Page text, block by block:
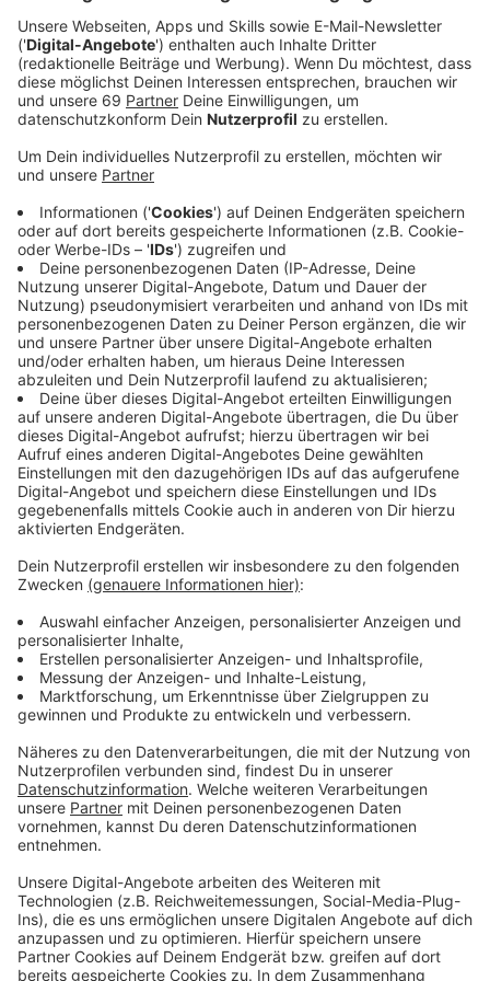
Wer von aufstrebenden Musikstars spricht, kommt an
Zoe Wees nicht vorbei. Die 20-jährige Hamburgerin ist
durch Songs wie "Control" oder "Girls Like Us" in den
vergangenen Jahren zu einer wahrlich großen Nummer
in den deutschen Charts geworden. Und eins ist sicher:
Wees gehört auch die Zukunft. Nun hat sie mit
"Daddy's Eyes" eine neue Single auf den Markt
gebracht. Über diesen Song, ihren steilen
Karriereaufstieg und einiges mehr sprechen wir mit ihr,
wenn sie uns im Studio besucht. Das Interview hört ihr
dann hier.
Leider musste das Interview verschoben werden.
Wir sind grade in der Abstimmung über einen
neuen Termin.
Anzeige
Wir benötigen Ihre
Zustimmung, um den YouTube
Video-Service zu laden!
Wir verwenden einen Service eines
Drittanbieters, um Videoinhalte
einzubetten. Dieser Service kann
Daten zu Ihren Aktivitäten
sammeln. Bitte lesen Sie die
Nutzung des Service zu, um dieses
Video anzusehen.
Mehr Informationen
Die neue Single von Zoe Wees im Video: Daddy's Eyes